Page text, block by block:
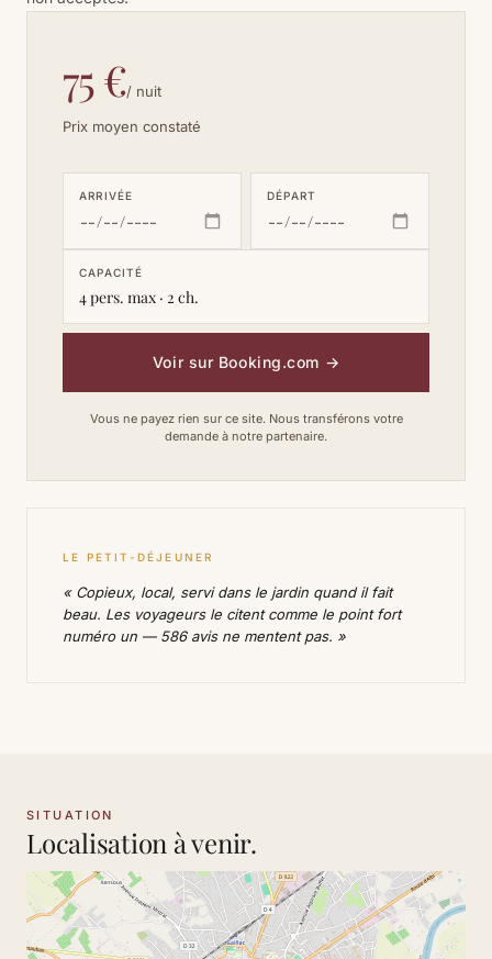
75 €/ nuit
Prix moyen constaté
ARRIVÉE DÉPART
CAPACITÉ
4 pers. max · 2 ch.
Voir sur Booking.com →
Vous ne payez rien sur ce site. Nous transférons votre
demande à notre partenaire.
LE PETIT-DÉJEUNER
« Copieux, local, servi dans le jardin quand il fait
beau. Les voyageurs le citent comme le point fort
numéro un — 586 avis ne mentent pas. »
SITUATION
Localisation à venir.